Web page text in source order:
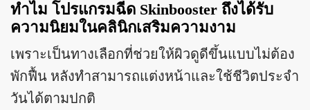
ทำไม โปรแกรมฉีด Skinbooster ถึงได้รับ
ความนิยมในคลินิกเสริมความงาม
เพราะเป็นทางเลือกที่ช่วยให้ผิวดูดีขึ้นแบบไม่ต้อง
พักฟื้น หลังทำสามารถแต่งหน้าและใช้ชีวิตประจำ
วันได้ตามปกติ